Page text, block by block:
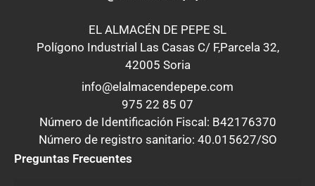
EL ALMACÉN DE PEPE SL
Polígono Industrial Las Casas C/ F,Parcela 32,
42005 Soria
info@elalmacendepepe.com
975 22 85 07
Número de Identificación Fiscal: B42176370
Número de registro sanitario: 40.015627/SO
Preguntas Frecuentes